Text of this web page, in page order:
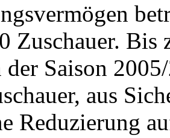
Zuschauer.
Saison
aus
Reduzierung